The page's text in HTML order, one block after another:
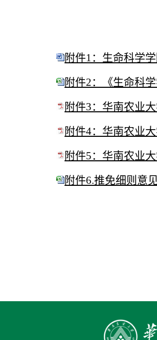
附件1：生命科学
附件2：《生命科
附件3：华南农业
附件4：华南农业
附件5：华南农业
附件6.推免细则意